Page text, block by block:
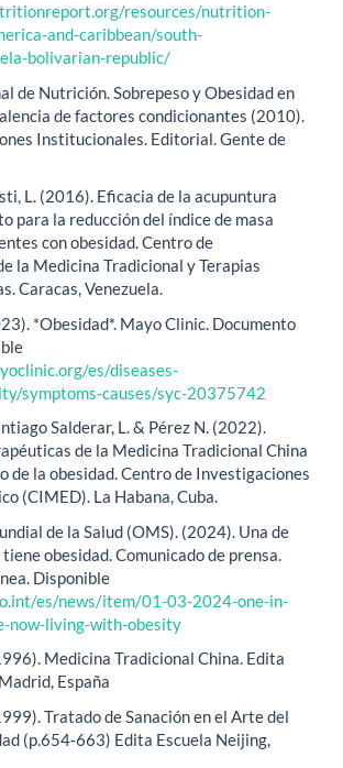
resources/nutrition-
and-caribbean/south-
bolivarian-republic/
de Nutrición. Sobrepeso y Obesidad en
de factores condicionantes (2010).
Institucionales. Editorial. Gente de
L. (2016). Eficacia de la acupuntura
para la reducción del índice de masa
con obesidad. Centro de
la Medicina Tradicional y Terapias
Caracas, Venezuela.
*Obesidad*. Mayo Clinic. Documento
es/diseases-
symptoms-causes/syc-20375742
Salderar, L. & Pérez N. (2022).
de la Medicina Tradicional China
de la obesidad. Centro de Investigaciones
(CIMED). La Habana, Cuba.
de la Salud (OMS). (2024). Una de
obesidad. Comunicado de prensa.
Disponible
es/news/item/01-03-2024-one-in-
now-living-with-obesity
Medicina Tradicional China. Edita
España
Tratado de Sanación en el Arte del
(p.654-663) Edita Escuela Neijing,